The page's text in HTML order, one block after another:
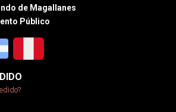
de Magallanes
Público